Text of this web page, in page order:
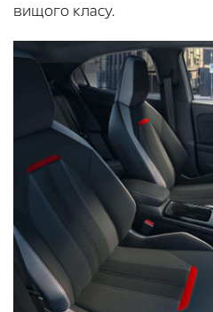
вищого класу.